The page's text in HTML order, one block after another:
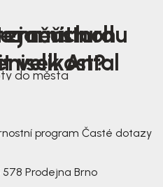
jarních
Antal
nohu
velikost?
mustard
do města
program Časté dotazy
578 Prodejna Brno